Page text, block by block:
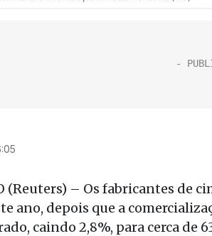
(Reuters) – Os fabricantes de
ano, depois que a
caindo 2,8%, para cerca de